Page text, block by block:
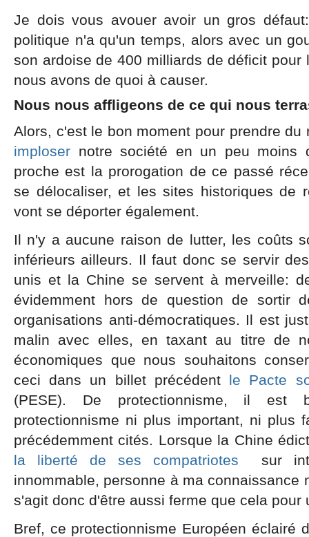
Je dois vous avouer avoir un gros
politique n'a qu'un temps, alors avec un
son ardoise de 400 milliards de déficit pour
nous avons de quoi à causer.
Nous nous affligeons de ce qui nous
Alors, c'est le bon moment pour prendre
imploser notre société en un peu moins
proche est la prorogation de ce passé
se délocaliser, et les sites historiques de
vont se déporter également.
Il n'y a aucune raison de lutter, les coûts
inférieurs ailleurs. Il faut donc se servir
unis et la Chine se servent à merveille:
évidemment hors de question de sortir
organisations anti-démocratiques. Il est
malin avec elles, en taxant au titre de
économiques que nous souhaitons
ceci dans un billet précédent le Pacte
(PESE). De protectionnisme, il est
protectionnisme ni plus important, ni plus
précédemment cités. Lorsque la Chine
la liberté de ses compatriotes
sur
innommable, personne à ma connaissance
s'agit donc d'être aussi ferme que cela pour
Bref, ce protectionnisme Européen éclairé